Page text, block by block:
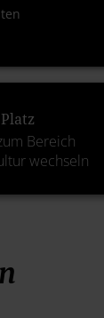
Bereich
wechseln